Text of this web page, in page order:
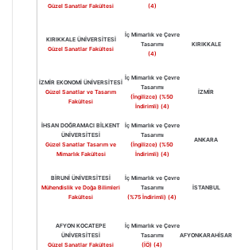
Güzel Sanatlar Fakültesi
(4)
KIRIKKALE ÜNİVERSİTESİ
Güzel Sanatlar Fakültesi
İç Mimarlık ve Çevre
Tasarımı
(4)
KIRIKKALE
İZMİR EKONOMİ ÜNİVERSİTESİ
Güzel Sanatlar ve Tasarım
Fakültesi
İç Mimarlık ve Çevre
Tasarımı
(İngilizce) (%50
İndirimli) (4)
İZMİR
İHSAN DOĞRAMACI BİLKENT
ÜNİVERSİTESİ
Güzel Sanatlar Tasarım ve
Mimarlık Fakültesi
İç Mimarlık ve Çevre
Tasarımı
(İngilizce) (%50
İndirimli) (4)
ANKARA
BİRUNİ ÜNİVERSİTESİ
Mühendislik ve Doğa Bilimleri
Fakültesi
İç Mimarlık ve Çevre
Tasarımı
(%75 İndirimli) (4)
İSTANBUL
AFYON KOCATEPE
ÜNİVERSİTESİ
Güzel Sanatlar Fakültesi
İç Mimarlık ve Çevre
Tasarımı
(İÖ) (4)
AFYONKARAHİSAR